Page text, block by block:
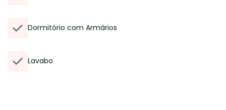
Dormitório com Armários
Lavabo